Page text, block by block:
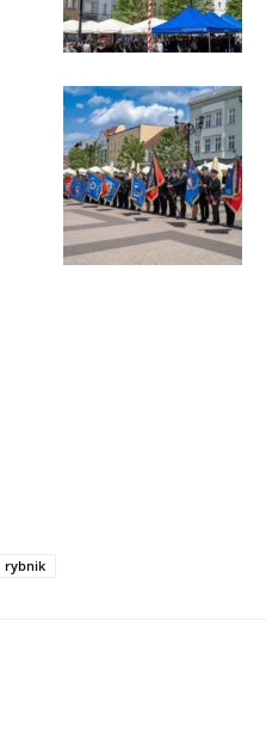
rybnik